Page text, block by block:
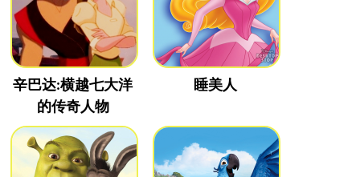
辛巴达:横越七大洋
的传奇人物
睡美人